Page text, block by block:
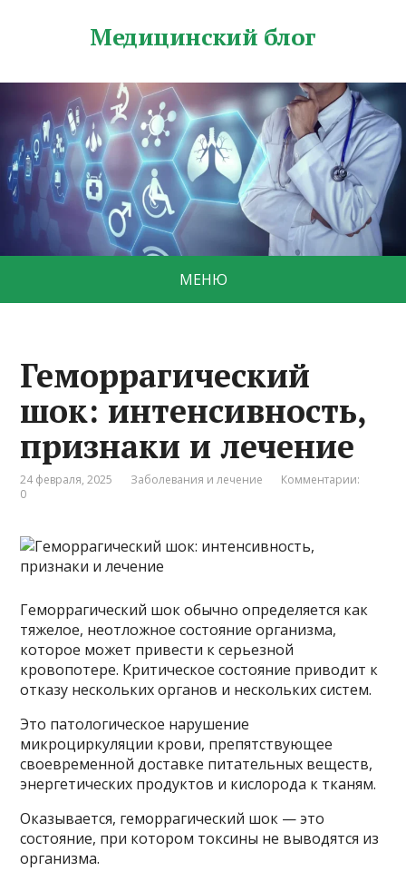
Медицинский блог
МЕНЮ
Геморрагический
шок: интенсивность,
признаки и лечение
24 февраля, 2025 Заболевания и лечение
Комментарии:
0
Геморрагический шок обычно определяется как
тяжелое, неотложное состояние организма,
которое может привести к серьезной
кровопотере. Критическое состояние приводит к
отказу нескольких органов и нескольких систем.
Это патологическое нарушение
микроциркуляции крови, препятствующее
своевременной доставке питательных веществ,
энергетических продуктов и кислорода к тканям.
Оказывается, геморрагический шок — это
состояние, при котором токсины не выводятся из
организма.